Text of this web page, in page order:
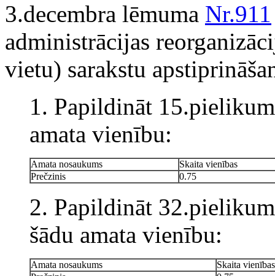
3.decembra lēmuma Nr.911
administrācijas
vietu) sarakstu
1. Papildināt
amata vienību:
Amata nosaukums
Skaita vienības
Prečzinis
0.75
2. Papildināt
šādu amata vienību:
Amata nosaukums
Skaita vienības